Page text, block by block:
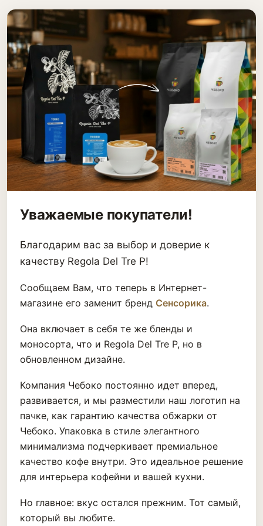
Уважаемые покупатели!
Благодарим вас за выбор и доверие к
качеству Regola Del Tre P!
Сообщаем Вам, что теперь в Интернет-
магазине его заменит бренд Сенсорика.
Она включает в себя те же бленды и
моносорта, что и Regola Del Tre P, но в
обновленном дизайне.
Компания Чебоко постоянно идет вперед,
развивается, и мы разместили наш логотип на
пачке, как гарантию качества обжарки от
Чебоко. Упаковка в стиле элегантного
минимализма подчеркивает премиальное
качество кофе внутри. Это идеальное решение
для интерьера кофейни и вашей кухни.
Но главное: вкус остался прежним. Тот самый,
который вы любите.